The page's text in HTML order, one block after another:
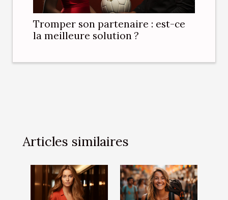
Tromper son partenaire : est-ce
la meilleure solution ?
Articles similaires